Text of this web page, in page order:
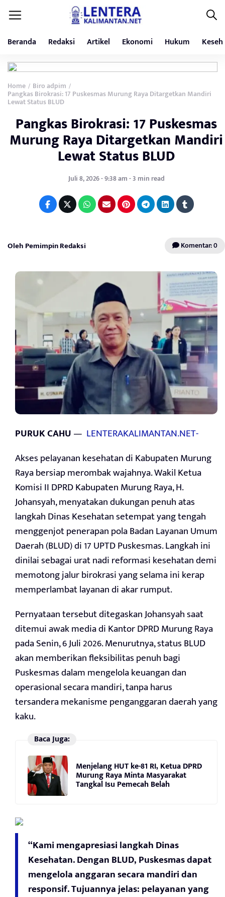
Beranda Redaksi Artikel Ekonomi Hukum
Home / Biro adpim /
Pangkas Birokrasi: 17 Puskesmas Murung Raya Ditargetkan Mandiri
Lewat Status BLUD
Pangkas Birokrasi: 17 Puskesmas
Murung Raya Ditargetkan Mandiri
Lewat Status BLUD
Juli 8, 2026 - 9:38 am - 3 min read
Oleh Pemimpin Redaksi Komentar: 0
PURUK CAHU— LENTERAKALIMANTAN.NET-
Akses pelayanan kesehatan di Kabupaten Murung
Raya bersiap merombak wajahnya. Wakil Ketua
Komisi II DPRD Kabupaten Murung Raya, H.
Johansyah, menyatakan dukungan penuh atas
langkah Dinas Kesehatan setempat yang tengah
menggenjot penerapan pola Badan Layanan Umum
Daerah (BLUD) di 17 UPTD Puskesmas. Langkah ini
dinilai sebagai urat nadi reformasi kesehatan demi
memotong jalur birokrasi yang selama ini kerap
memperlambat layanan di akar rumput.
Pernyataan tersebut ditegaskan Johansyah saat
ditemui awak media di Kantor DPRD Murung Raya
pada Senin, 6 Juli 2026. Menurutnya, status BLUD
akan memberikan fleksibilitas penuh bagi
Puskesmas dalam mengelola keuangan dan
operasional secara mandiri, tanpa harus
tersandera mekanisme penganggaran daerah yang
kaku.
Baca Juga:
Menjelang HUT ke-81 RI, Ketua DPRD
Murung Raya Minta Masyarakat
Tangkal Isu Pemecah Belah
“Kami mengapresiasi langkah Dinas
Kesehatan. Dengan BLUD, Puskesmas dapat
mengelola anggaran secara mandiri dan
responsif. Tujuannya jelas: pelayanan yang